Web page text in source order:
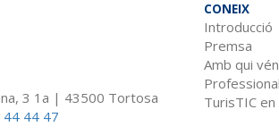
3 1a | 43500 Tortosa
44 47
CONEIX
Introducció
Premsa
Amb qui
TurisTIC en